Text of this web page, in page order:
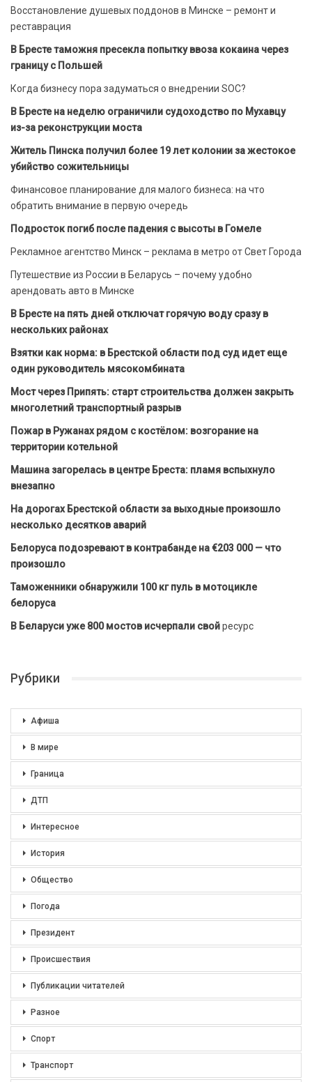
Восстановление душевых поддонов в Минске – ремонт и
реставрация
В Бресте таможня пресекла попытку ввоза кокаина через
границу с Польшей
Когда бизнесу пора задуматься о внедрении SOC?
В Бресте на неделю ограничили судоходство по Мухавцу
из-за реконструкции моста
Житель Пинска получил более 19 лет колонии за жестокое
убийство сожительницы
Финансовое планирование для малого бизнеса: на что
обратить внимание в первую очередь
Подросток погиб после падения с высоты в Гомеле
Рекламное агентство Минск – реклама в метро от Свет Города
Путешествие из России в Беларусь – почему удобно
арендовать авто в Минске
В Бресте на пять дней отключат горячую воду сразу в
нескольких районах
Взятки как норма: в Брестской области под суд идет еще
один руководитель мясокомбината
Мост через Припять: старт строительства должен закрыть
многолетний транспортный разрыв
Пожар в Ружанах рядом с костёлом: возгорание на
территории котельной
Машина загорелась в центре Бреста: пламя вспыхнуло
внезапно
На дорогах Брестской области за выходные произошло
несколько десятков аварий
Белоруса подозревают в контрабанде на €203 000 — что
произошло
Таможенники обнаружили 100 кг пуль в мотоцикле
белоруса
В Беларуси уже 800 мостов исчерпали свойресурс
Рубрики
Афиша
В мире
Граница
ДТП
Интересное
История
Общество
Погода
Президент
Происшествия
Публикации читателей
Разное
Спорт
Транспорт